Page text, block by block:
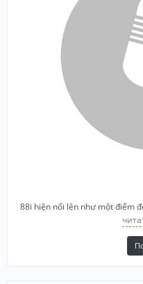
88i hiện nổi lên như một điểm